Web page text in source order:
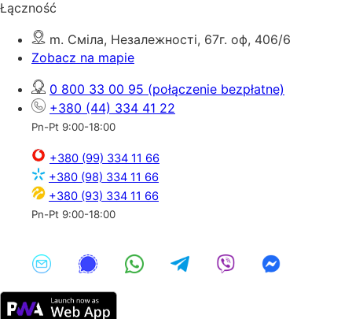
Łączność
m. Сміла, Незалежності, 67г. оф, 406/6
Zobacz na mapie
0 800 33 00 95 (połączenie bezpłatne)
+380 (44) 334 41 22
Pn-Pt 9:00-18:00
+380 (99) 334 11 66
+380 (98) 334 11 66
+380 (93) 334 11 66
Pn-Pt 9:00-18:00